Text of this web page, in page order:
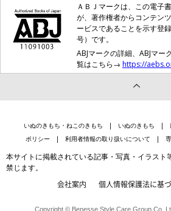
ＡＢＪマークは、この電子
が、著作権者からコンテン
ービスであることを示す登
号）です。
ABJマークの詳細、ABJマ
覧はこちら→ https://
いぬのきもち・ねこのきもち いぬのきもち
ポリシー
利用者情報の取り扱いについて
本サイトに掲載されている記事・写真・イラスト
禁じます。
会社案内 個人情報保護法に基
Copyright © Benesse Style Care Group